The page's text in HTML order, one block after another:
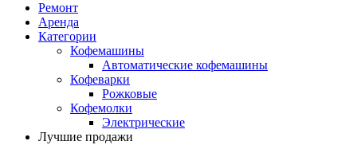
Ремонт
Аренда
Категории
Кофемашины
Автоматические кофемашины
Кофеварки
Рожковые
Кофемолки
Электрические
Лучшие продажи